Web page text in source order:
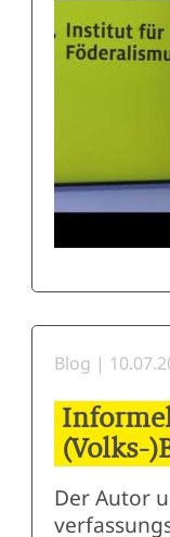
Blog |
(Volks-
Der Autor